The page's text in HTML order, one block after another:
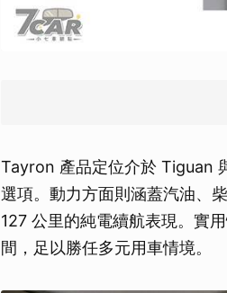
Tayron 產品定位介於 Tiguan
選項。動力方面則涵蓋汽油、
127 公里的純電續航表現。實
間，足以勝任多元用車情境。